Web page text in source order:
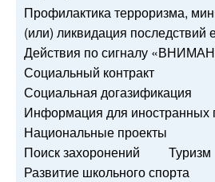
Профилактика терроризма,
(или) ликвидация последствий
Действия по сигналу
Социальный контракт
Социальная догазификация
Информация для иностранных
Национальные проекты
Поиск захоронений
Туризм
Развитие школьного спорта